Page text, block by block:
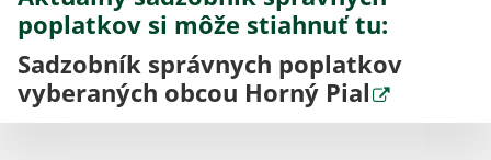
poplatkov si môže stiahnuť tu:
Sadzobník správnych poplatkov
vyberaných obcou Horný Pial